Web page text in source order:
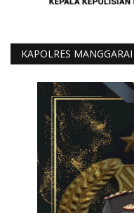
KAPOLRES MANGGARAI